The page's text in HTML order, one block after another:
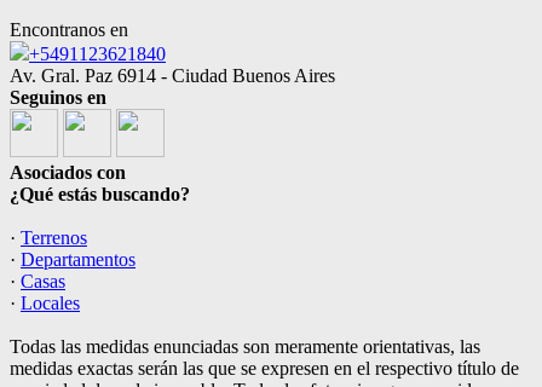
Encontranos en
+5491123621840
Av. Gral. Paz 6914 - Ciudad Buenos Aires
Seguinos en
Asociados con
¿Qué estás buscando?
· Terrenos
· Departamentos
· Casas
· Locales
Todas las medidas enunciadas son meramente orientativas, las
medidas exactas serán las que se expresen en el respectivo título de